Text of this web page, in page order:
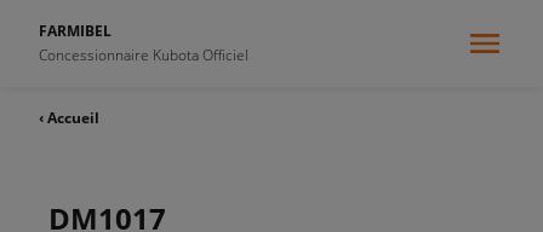
FARMIBEL
Concessionnaire Kubota Officiel
‹ Accueil
DM1017